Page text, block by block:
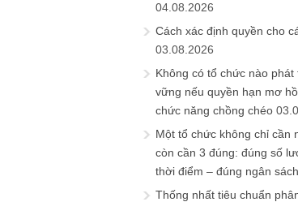
04.08.2026
Cách xác định quyền cho
03.08.2026
Không có tổ chức nào phát
vững nếu quyền hạn mơ
chức năng chồng chéo
Một tổ chức không chỉ cần
còn cần 3 đúng: đúng số
thời điểm – đúng ngân sách
Thống nhất tiêu chuẩn